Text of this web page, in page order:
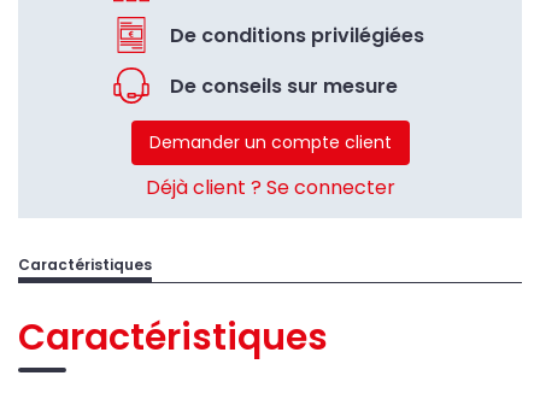
De conditions privilégiées
De conseils sur mesure
Demander un compte client
Déjà client ? Se connecter
Caractéristiques
Caractéristiques